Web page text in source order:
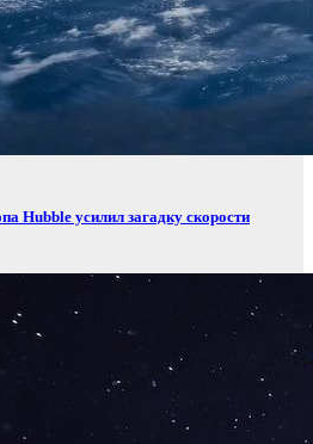
Hubble усилил загадку скорости